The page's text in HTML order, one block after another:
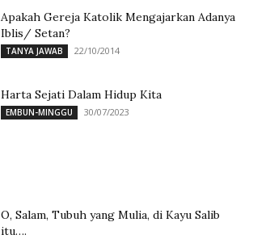
Apakah Gereja Katolik Mengajarkan Adanya
Iblis/ Setan?
TANYA JAWAB 22/10/2014
Harta Sejati Dalam Hidup Kita
EMBUN-MINGGU 30/07/2023
O, Salam, Tubuh yang Mulia, di Kayu Salib
itu….